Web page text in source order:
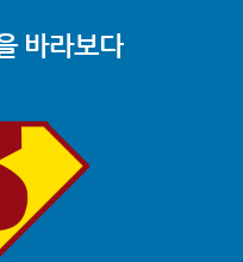
바라보다